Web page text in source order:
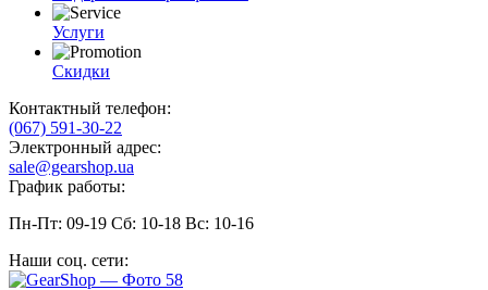
Услуги
Скидки
Контактный телефон:
(067) 591-30-22
Электронный адрес:
sale@gearshop.ua
График работы:
Пн-Пт: 09-19 Сб: 10-18 Вс: 10-16
Наши соц. сети: